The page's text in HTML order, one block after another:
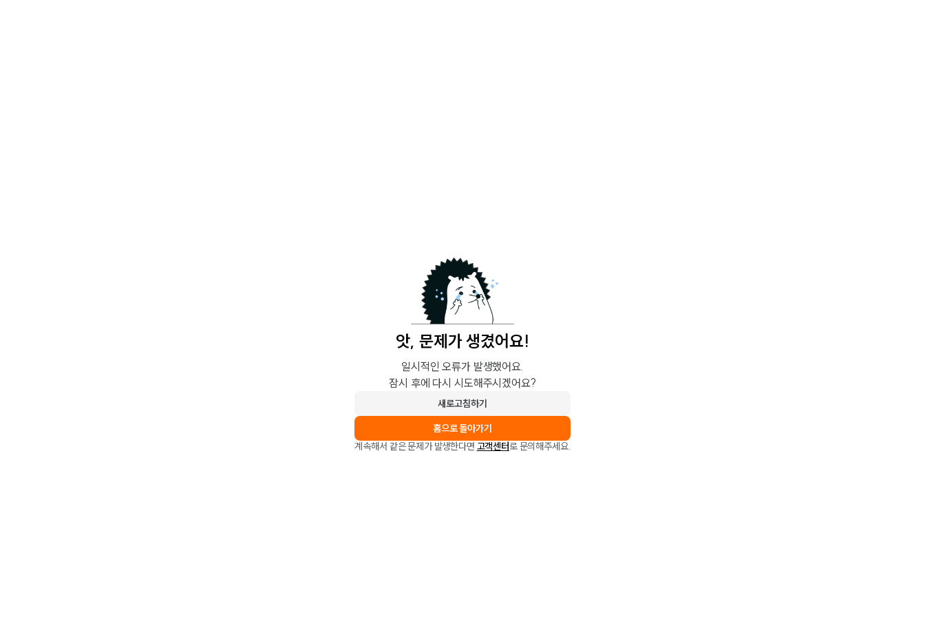
앗, 문제가 생겼어요!
일시적인 오류가 발생했어요.
잠시 후에 다시 시도해주시겠어요?
새로고침하기
홈으로 돌아가기
계속해서 같은 문제가 발생한다면 고객센터로 문의해주세요.